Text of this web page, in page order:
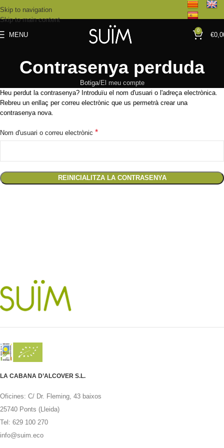
Skip to navigation
Skip to main content
MENU
0
€
Contrasenya perduda
Botiga El meu compte
Heu perdut la contrasenya? Introduïu el nom d'usuari o l'adreça electrònica.
Rebreu un enllaç per correu electrònic que us permetrà crear una
contrasenya nova.
Nom d'usuari o correu electrònic *
REINICIALITZA LA CONTRASENYA
LA CABANA D’ALCOVER S.L.
Oficines: C/ Dr. Fleming, 43 baixos
25740 Ponts (Lleida)
Tel: 629 100 270
info@suim.eco